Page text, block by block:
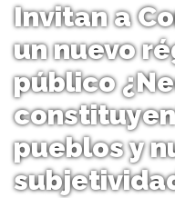
Invitan a
un nuevo
público
pueblos y